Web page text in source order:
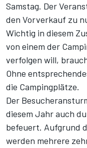
Samstag. Der
den Vorverkauf zu
Wichtig in diesem
von einem der
verfolgen will,
Ohne
die Campingplätze.
Der
diesem Jahr auch
befeuert. Aufgrund
werden mehrere